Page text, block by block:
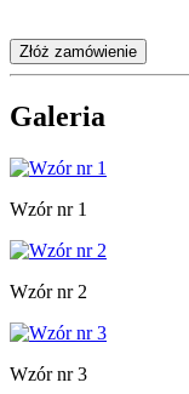
Złóż zamówienie
Galeria
Wzór nr 1
Wzór nr 2
Wzór nr 3